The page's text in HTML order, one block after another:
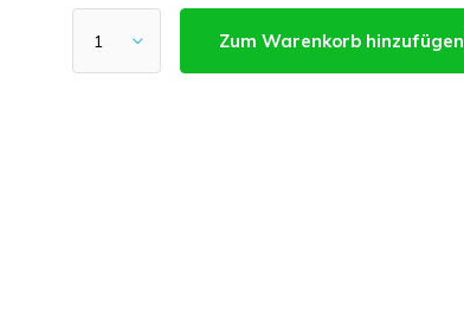
Zum Warenkorb hinzufügen